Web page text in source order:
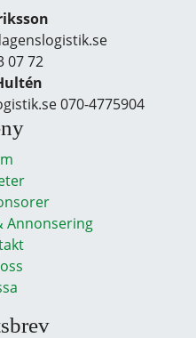
07 72
070-4775904
Annonsering